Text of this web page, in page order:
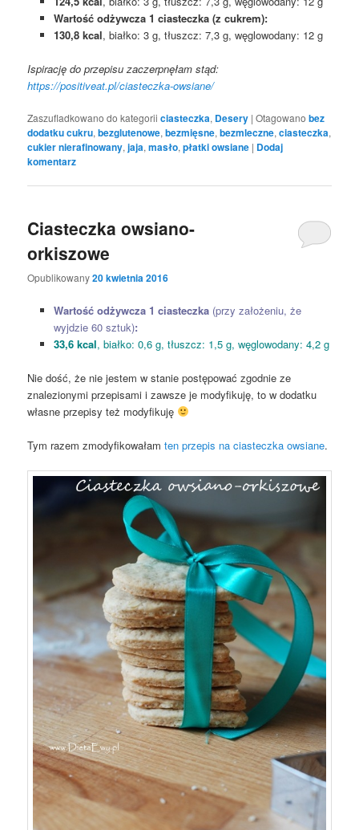
Wartość odżywcza 1 ciasteczka (z cukrem):
130,8 kcal, białko: 3 g, tłuszcz: 7,3 g, węglowodany: 12 g
Ispirację do przepisu zaczerpnęłam stąd:
https://positiveat.pl/ciasteczka-owsiane/
Zaszufladkowano do kategorii ciasteczka, Desery |Otagowano bez
dodatku cukru,bezglutenowe,bezmięsne,bezmleczne,ciasteczka,
cukier nierafinowany,jaja,masło,płatki owsiane | Dodaj
komentarz
Ciasteczka owsiano-
orkiszowe
Opublikowany20 kwietnia 2016
Wartość odżywcza 1 ciasteczka (przy założeniu, że
wyjdzie 60 sztuk):
33,6 kcal, białko: 0,6 g, tłuszcz: 1,5 g, węglowodany: 4,2 g
Nie dość, że nie jestem w stanie postępować zgodnie ze
znalezionymi przepisami i zawsze je modyfikuję, to w dodatku
własne przepisy też modyfikuję
Tym razem zmodyfikowałamten przepis na ciasteczka owsiane.